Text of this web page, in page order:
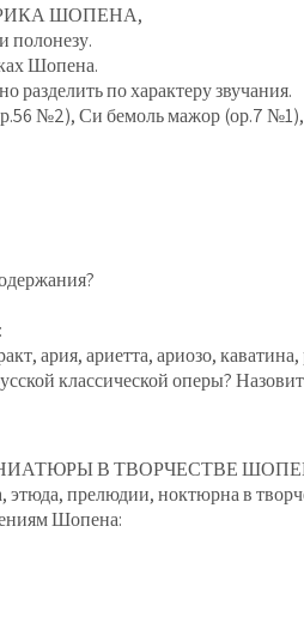
ШОПЕНА,
полонезу.
Шопена.
по характеру звучания.
№2), Си бемоль мажор (ор.7
ария, ариетта, ариозо,
классической оперы?
В ТВОРЧЕСТВЕ
этюда, прелюдии, ноктюрна в
Шопена: